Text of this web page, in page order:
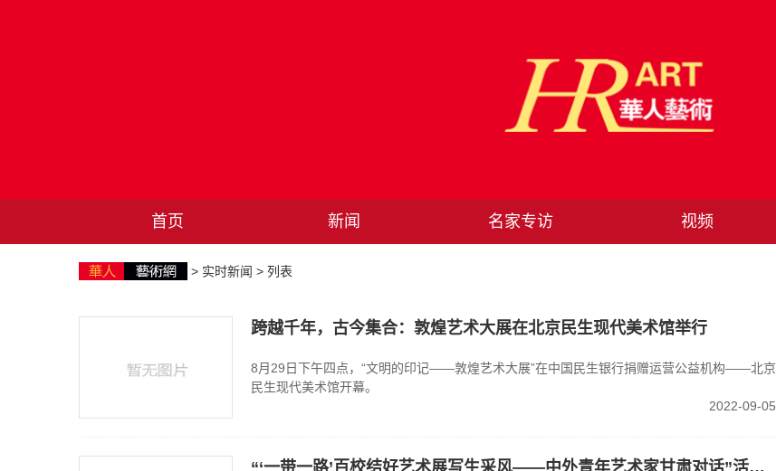
首页 新闻 名家专访 视频
> 实时新闻 > 列表
跨越千年，古今集合：敦煌艺术大展在北京民生现代美术馆举行
8月29日下午四点，“文明的印记——敦煌艺术大展”在中国民生银行捐赠运营公益机构——北京
民生现代美术馆开幕。
2022-09-05
“‘一带一路’百校结好艺术展写生采风——中外青年艺术家甘肃对话”活动在甘肃省敦煌市启动